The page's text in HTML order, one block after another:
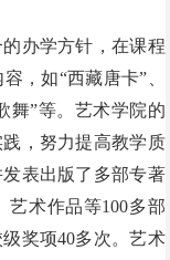
办学方针，在课程
，如“西藏唐卡”、
舞”等。艺术学院的
，努力提高教学质
表出版了多部专著
艺术作品等100多部
级奖项40多次。艺术